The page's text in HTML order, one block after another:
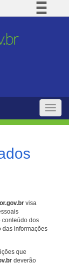
BR
Toggle
visa
conteúdo dos
das informações
que
deverão